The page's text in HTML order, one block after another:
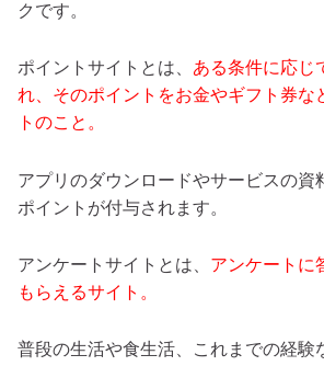
クです。
ポイントサイトとは、 ある条件に応じ
れ、そのポイントをお金やギフト券な
トのこと。
アプリのダウンロードやサービスの資
ポイントが付与されます。
アンケートサイトとは、 アンケートに
もらえるサイト。
普段の生活や食生活、これまでの経験